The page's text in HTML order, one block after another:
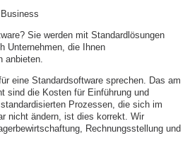
Sie werden mit Standardlösungen
Unternehmen, die Ihnen
anbieten.
eine Standardsoftware sprechen. Das am
sind die Kosten für Einführung und
Prozessen, die sich im
nicht ändern, ist dies korrekt. Wir
Rechnungsstellung und